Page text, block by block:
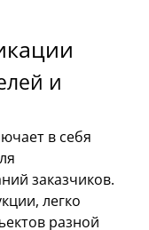
и
в себя
заказчиков.
легко
разной